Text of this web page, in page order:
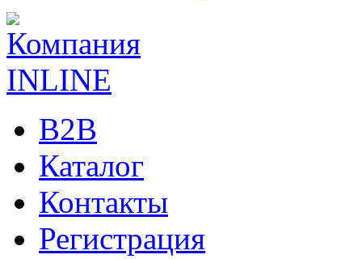
B2B
Каталог
Контакты
Регистрация